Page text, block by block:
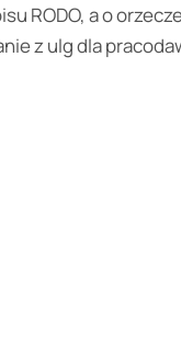
RODO, a o
z ulg dla